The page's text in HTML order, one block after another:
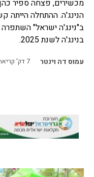
מכשירים, פצחה ספיר
הנינג'ה. ההתחלה
ב"נינג'ה ישראל"
בנינג'ה לשנת 2025.
עמוס דה וינטר 7דק'